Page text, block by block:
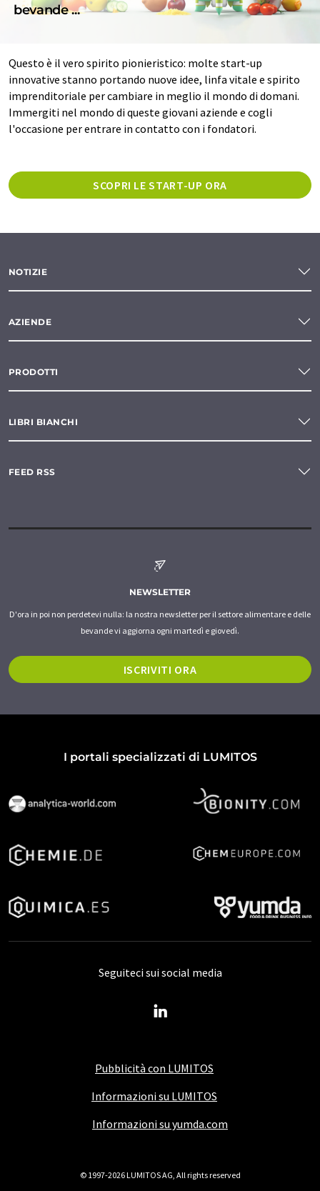
bevande ...
Questo è il vero spirito pionieristico: molte start-up
innovative stanno portando nuove idee, linfa vitale e spirito
imprenditoriale per cambiare in meglio il mondo di domani.
Immergiti nel mondo di queste giovani aziende e cogli
l'occasione per entrare in contatto con i fondatori.
SCOPRI LE START-UP ORA
NOTIZIE
AZIENDE
PRODOTTI
LIBRI BIANCHI
FEED RSS
NEWSLETTER
D'ora in poi non perdetevi nulla: la nostra newsletter per il settore alimentare e delle
bevande vi aggiorna ogni martedì e giovedì.
ISCRIVITI ORA
I portali specializzati di LUMITOS
Pubblicità con LUMITOS
Informazioni su LUMITOS
Informazioni su yumda.com
Seguiteci sui social media
© 1997-2026 LUMITOS AG, All rights reserved